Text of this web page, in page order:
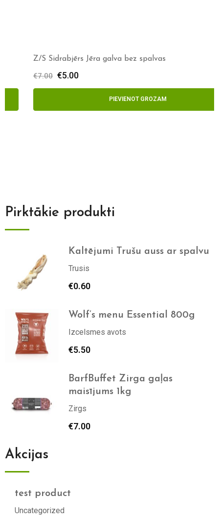
Z/S Sidrabjērs Jēra galva bez spalvas
€5.00
PIEVIENOT GROZAM
Pirktākie produkti
Kaltējumi Trušu auss ar spalvu
Trusis
€0.60
Wolf’s menu Essential 800g
Izcelsmes avots
€5.50
BarfBuffet Zirga gaļas
maisījums 1kg
Zirgs
€7.00
Akcijas
test product
Uncategorized